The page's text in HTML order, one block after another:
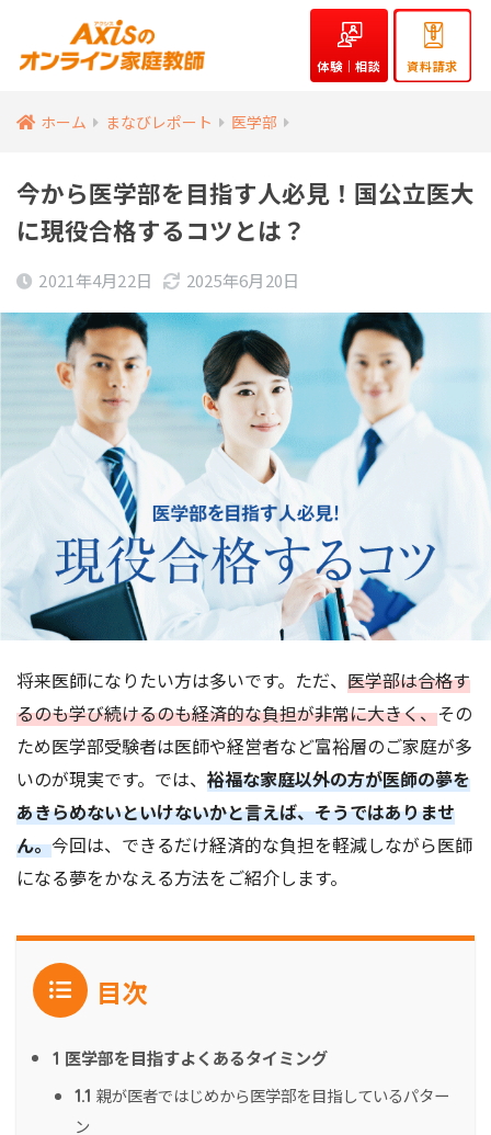
体験｜相談 資料請求
ホーム まなびレポート 医学部
今から医学部を目指す人必見！国公立医大
に現役合格するコツとは？
2021年4月22日 2025年6月20日
将来医師になりたい方は多いです。ただ、 医学部は合格す
るのも学び続けるのも経済的な負担が非常に大きく、その
ため医学部受験者は医師や経営者など富裕層のご家庭が多
いのが現実です。では、 裕福な家庭以外の方が医師の夢を
あきらめないといけないかと言えば、そうではありませ
ん。今回は、できるだけ経済的な負担を軽減しながら医師
になる夢をかなえる方法をご紹介します。
目次
1 医学部を目指すよくあるタイミング
1.1 親が医者ではじめから医学部を目指しているパター
ン